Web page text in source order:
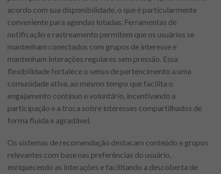
acordo com sua disponibilidade, o que é particularmente
conveniente para agendas lotadas. Ferramentas de
notificação e rastreamento permitem que os usuários se
mantenham conectados com grupos de interesse e
mantenham interações regulares sem pressão. Essa
flexibilidade fortalece o senso de pertencimento a uma
comunidade ativa, ao mesmo tempo que facilita o
engajamento contínuo e voluntário, incentivando a
participação e a troca sobre interesses compartilhados de
forma fluida e agradável.
Os sistemas de recomendação destacam conteúdo e grupos
relevantes com base nas preferências do usuário,
enriquecendo as interações e facilitando a descoberta de